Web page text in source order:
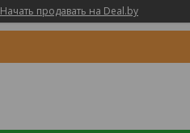
Начать продавать на Deal.by